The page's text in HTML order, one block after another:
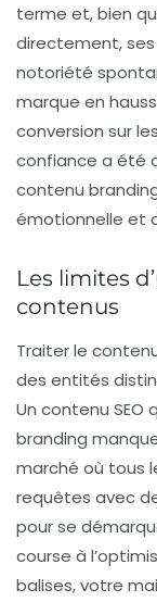
terme et, bien
directement,
notoriété
marque en
conversion sur
confiance a été
contenu
émotionnelle et
Les limites
contenus
Traiter le
des entités
Un contenu SEO
branding
marché où tous
requêtes avec
pour se
course à
balises, votre